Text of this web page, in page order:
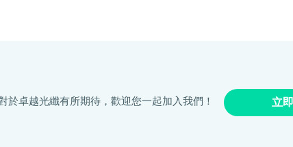
於卓越光纖有所期待，歡迎您一起加入我們！ 立